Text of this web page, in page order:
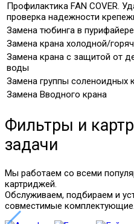
Профилактика FAN COVER.
проверка надежности
Замена тюбинга в пурифайере
Замена крана холодной/
Замена крана с защитой от
воды
Замена группы соленоидных
Замена Вводного крана
Фильтры и
задачи
Мы работаем со всеми
картриджей.
Обслуживаем, подбираем и
совместимые комплектующие.